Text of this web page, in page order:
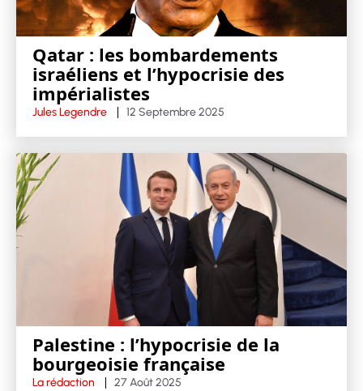
Qatar : les bombardements
israéliens et l’hypocrisie des
impérialistes
Jules Legendre 12 Septembre 2025
Palestine : l’hypocrisie de la
bourgeoisie française
La rédaction 27 Août 2025